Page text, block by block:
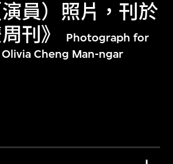
員）照片，刊於
刊》
Photograph for
Cheng Man-ngar